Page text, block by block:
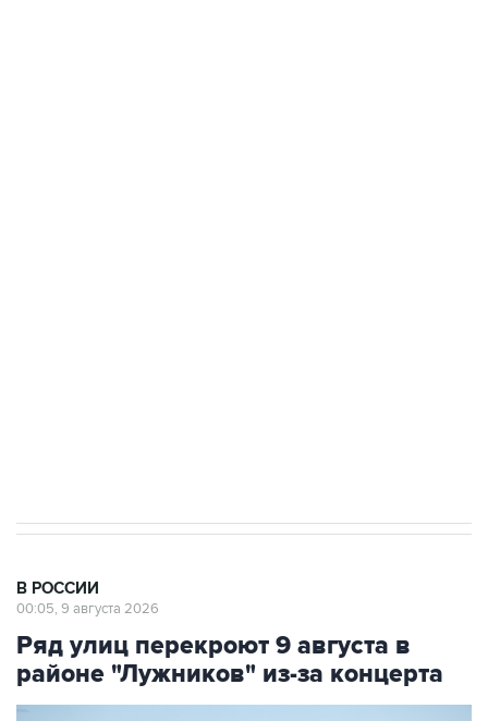
В РОССИИ
00:05, 9 августа 2026
Ряд улиц перекроют 9 августа в
районе "Лужников" из-за концерта